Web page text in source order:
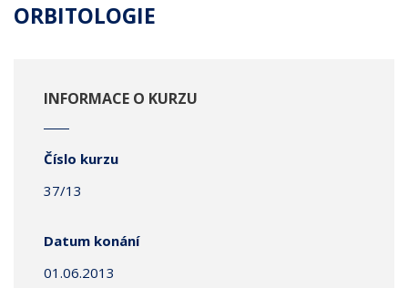
ORBITOLOGIE
INFORMACE O KURZU
Číslo kurzu
37/13
Datum konání
01.06.2013